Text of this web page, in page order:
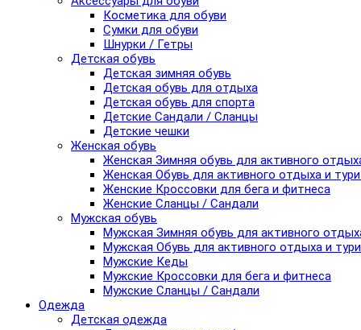
Косметика для обуви
Сумки для обуви
Шнурки / Гетры
Детская обувь
Детская зимняя обувь
Детская обувь для отдыха
Детская обувь для спорта
Детские Сандали / Сланцы
Детские чешки
Женская обувь
Женская Зимняя обувь для активного
Женская Обувь для активного отдыха и
Женские Кроссовки для бега и фитнеса
Женские Сланцы / Сандали
Мужская обувь
Мужская Зимняя обувь для активного
Мужская Обувь для активного отдыха и
Мужские Кеды
Мужские Кроссовки для бега и фитнеса
Мужские Сланцы / Сандали
Одежда
Детская одежда